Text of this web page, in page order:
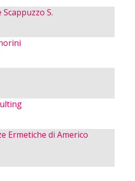
S.
Ermetiche di Americo